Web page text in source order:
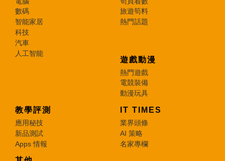
數碼
智能家居
科技
汽車
人工智能
旅遊筍料
熱門話題
遊戲動漫
熱門遊戲
電競裝備
動漫玩具
教學評測
應用秘技
新品測試
Apps 情報
IT TIMES
業界頭條
AI 策略
名家專欄